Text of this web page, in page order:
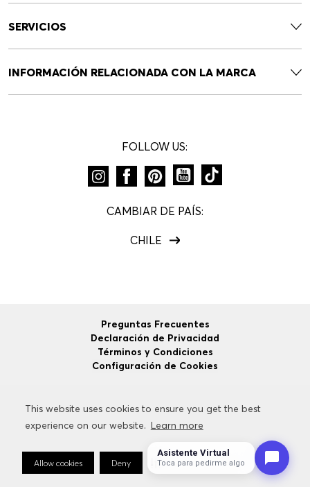
This website uses cookies to ensure you get the best
experience on our website. Learn more
Allow cookies Deny Cookie Preferences
This website uses cookies to ensure you get the best
experience on our website. Learn more
Allow cookies Deny Cookie Preferences
SERVICIOS
INFORMACIÓN RELACIONADA CON LA MARCA
FOLLOW US:
CAMBIAR DE PAÍS:
CHILE
Preguntas Frecuentes
Declaración de Privacidad
Términos y Condiciones
Configuración de Cookies
© 2026 HUGO BOSS Todos los Derechos Reservados.
Asistente Virtual
Toca para pedirme algo